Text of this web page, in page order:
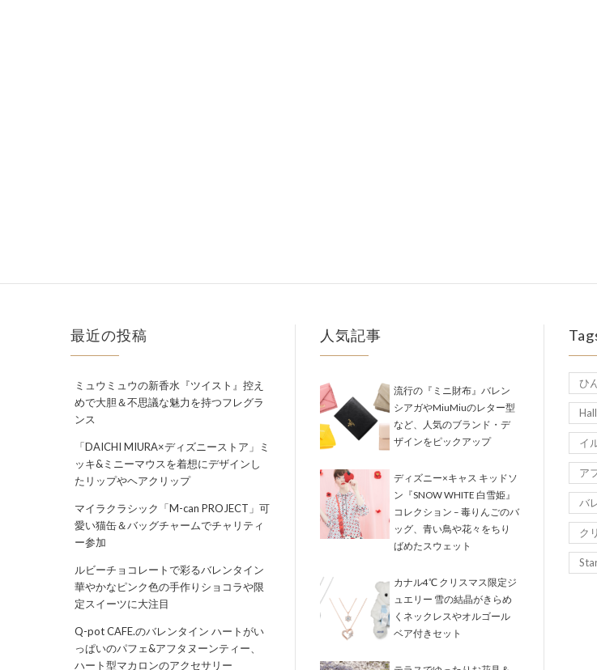
最近の投稿
ミュウミュウの新香水『ツイスト』控え
めで大胆＆不思議な魅力を持つフレグラ
ンス
「DAICHI MIURA×ディズニーストア」ミ
ッキ&ミニーマウスを着想にデザインし
たリップやヘアクリップ
マイラクラシック「M-can PROJECT」可
愛い猫缶＆バッグチャームでチャリティ
ー参加
ルビーチョコレートで彩るバレンタイン
華やかなピンク色の手作りショコラや限
定スイーツに大注目
Q-pot CAFE.のバレンタイン ハートがい
っぱいのパフェ&アフタヌーンティー、
ハート型マカロンのアクセサリー
人気記事
流行の『ミニ財布』バレン
シアガやMiuMiuのレター型
など、人気のブランド・デ
ザインをピックアップ
ディズニー×キャス キッドソ
ン『SNOW WHITE 白雪姫』
コレクション – 毒りんごのバ
ッグ、青い鳥や花々をちり
ばめたスウェット
カナル4℃ クリスマス限定ジ
ュエリー 雪の結晶がきらめ
くネックレスやオルゴール
ベア付きセット
ひ
イ
ア
バ
ク